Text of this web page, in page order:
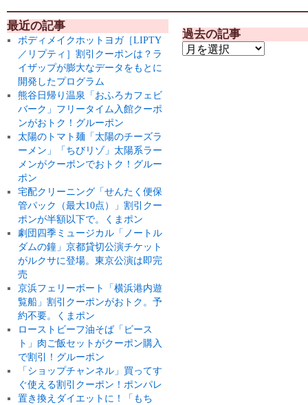
最近の記事
ボディメイクホットヨガ［LIPTY
／リプティ］割引クーポンは？ラ
イザップが膨大なデータをもとに
開発したプログラム
熊谷日帰り温泉「おふろカフェビ
バーク」フリータイム入館クーポ
ンがおトク！グルーポン
太陽のトマト麺「太陽のチーズラ
ーメン」「ちびリゾ」太陽系ラー
メンがクーポンでおトク！グルー
ポン
宅配クリーニング「せんたく便保
管パック（最大10点）」割引クー
ポンが半額以下で。くまポン
劇団四季ミュージカル「ノートル
ダムの鐘」京都貸切公演チケット
がルクサに登場。東京公演は即完
売
京浜フェリーボート「横浜港内遊
覧船」割引クーポンがおトク。予
約不要。くまポン
ローストビーフ油そば「ビース
ト」肉ご飯セットがクーポン購入
で割引！グルーポン
「ショップチャンネル」買ってす
ぐ使える割引クーポン！ポンパレ
置き換えダイエットに！「もち
過去の記事